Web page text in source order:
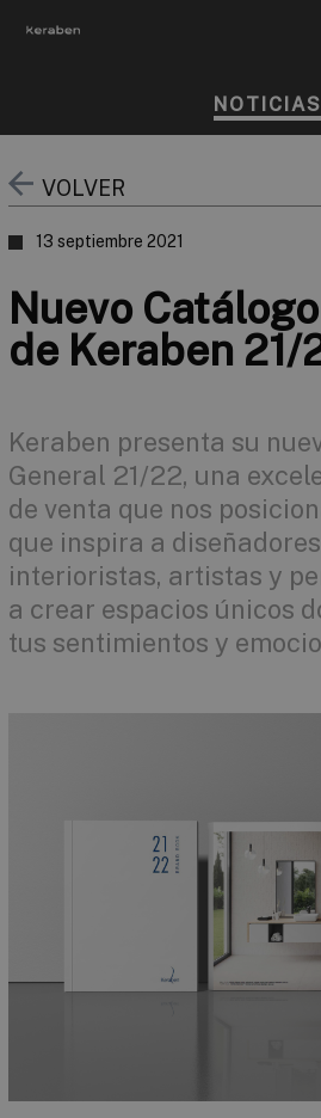
NOTICIAS
VOLVER
13 septiembre 2021
Nuevo
de Keraben 21/
Keraben presenta su
General 21/22, una
de venta que nos
que inspira a
interioristas, artistas y
a crear espacios únicos
tus sentimientos y